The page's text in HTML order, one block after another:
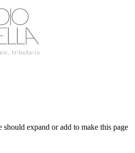
expand or add to make this page